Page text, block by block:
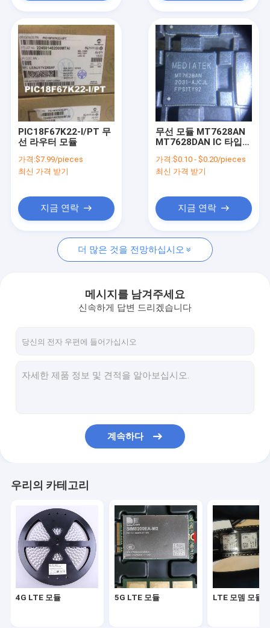
제품
비디오
우리 에 관한 것
공장 투어
저희와 연락
뉴스
인용 을 요청 하십시오
4G LTE 모듈
5G LTE 모듈
무선 라우터 모듈
PIC18F67K22-I/PT 무
선 라우터 모듈
가격:$7.99/pieces
최신 가격 받기
지금 연락
무선 모듈 MT7628AN
MT7628DAN IC 타입
가격:$0.10 - $0.20/pieces
최신 가격 받기
지금 연락
더 많은 것을 전망하십시오
메시지를 남겨주세요
신속하게 답변 드리겠습니다
계속하다
우리의 카테고리
4G LTE 모듈 5G LTE 모듈 LTE 모뎀 모듈